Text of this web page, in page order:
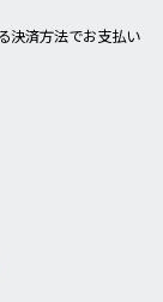
決済方法でお支払い